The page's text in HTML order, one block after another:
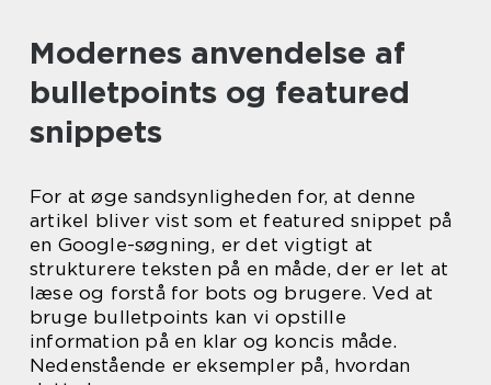
Modernes anvendelse af
bulletpoints og featured
snippets
For at øge sandsynligheden for, at denne
artikel bliver vist som et featured snippet på
en Google-søgning, er det vigtigt at
strukturere teksten på en måde, der er let at
læse og forstå for bots og brugere. Ved at
bruge bulletpoints kan vi opstille
information på en klar og koncis måde.
Nedenstående er eksempler på, hvordan